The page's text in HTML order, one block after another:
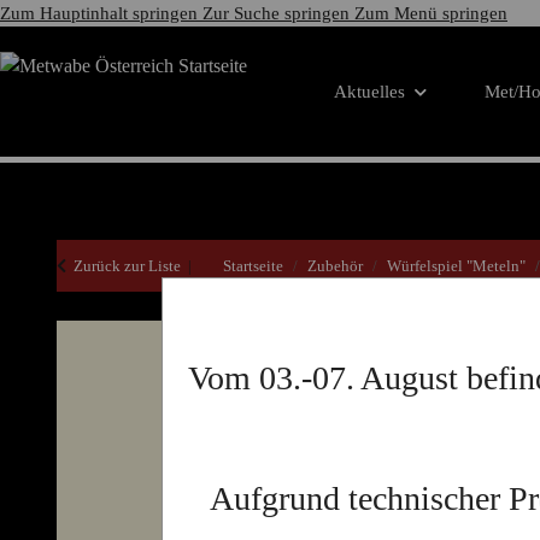
Zum Hauptinhalt springen Zur Suche springen Zum Menü springen
Aktuelles Met/
Zurück zur Liste Startseite Zubehör Würfelspiel "Meteln"
Vom 03.-07. August
Aufgrund technischer